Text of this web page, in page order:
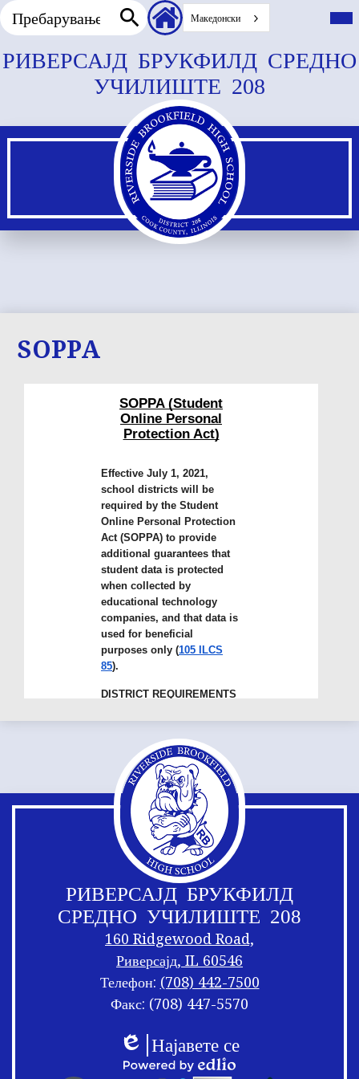
Прескокнете
до
главната
содржина
РИВЕРСАЈД БРУКФИЛД СРЕДНО
УЧИЛИШТЕ 208
Пребарување
Заглавие
секундарниМакедонски
SOPPA
РИВЕРСАЈД БРУКФИЛД
СРЕДНО УЧИЛИШТЕ 208
160 Ridgewood Road,
Риверсајд, IL 60546
Телефон: (708) 442-7500
Факс: (708) 447-5570
на
подножјето
на
Едлио
Најавете се